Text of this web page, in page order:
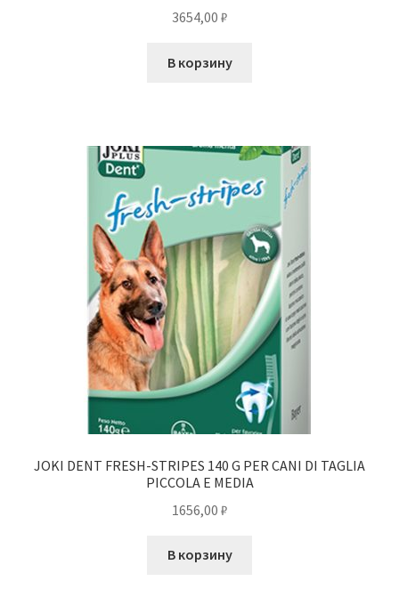
3654,00 ₽
В корзину
JOKI DENT FRESH-STRIPES 140 G PER CANI DI TAGLIA
PICCOLA E MEDIA
1656,00 ₽
В корзину